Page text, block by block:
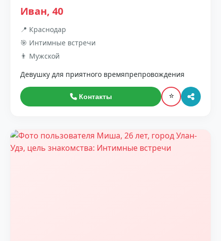
Иван, 40
📍 Краснодар
🎯 Интимные встречи
👨 Мужской
Девушку для приятного времяпрепровождения
Контакты ⭐